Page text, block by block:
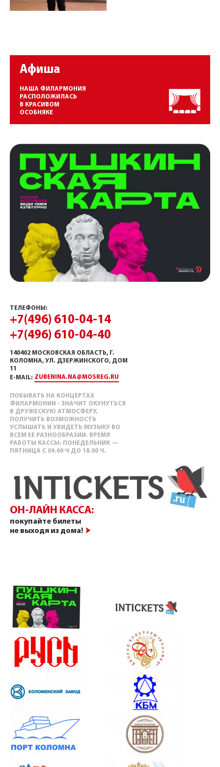
Афиша
НАША ФИЛАРМОНИЯ
РАСПОЛОЖИЛАСЬ
В КРАСИВОМ
ОСОБНЯКЕ
ТЕЛЕФОНЫ:
+7(496) 610-04-14
+7(496) 610-04-40
140402 МОСКОВСКАЯ ОБЛАСТЬ, Г.
КОЛОМНА, УЛ. ДЗЕРЖИНСКОГО, ДОМ
11
E-MAIL: ZUBENINA.NA@MOSREG.RU
ПОБЫВАТЬ НА КОНЦЕРТАХ
ФИЛАРМОНИИ - ЗНАЧИТ ОКУНУТЬСЯ
В ДРУЖЕСКУЮ АТМОСФЕРУ,
ПОЛУЧИТЬ ВОЗМОЖНОСТЬ
УСЛЫШАТЬ И УВИДЕТЬ МУЗЫКУ ВО
ВСЕМ ЕЕ РАЗНООБРАЗИИ. ВРЕМЯ
РАБОТЫ КАССЫ: ПОНЕДЕЛЬНИК —
ПЯТНИЦА С 09.00 Ч ДО 18.00 Ч.
ОН-ЛАЙН КАССА:
покупайте билеты
не выходя из дома!